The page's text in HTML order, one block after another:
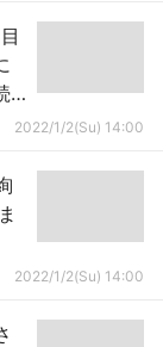
2022/1/2(Su) 14:00
2022/1/2(Su) 14:00